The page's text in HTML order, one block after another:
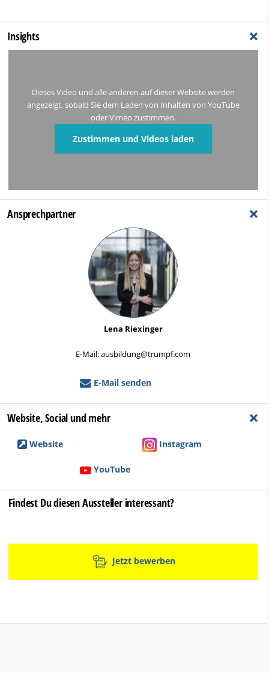
Insights +
Dieses Video und alle anderen auf dieser Website werden
angezeigt, sobald Sie dem Laden von Inhalten von YouTube
oder Vimeo zustimmen.
Zustimmen und Videos laden
Ansprechpartner +
Lena Riexinger
E-Mail: ausbildung@trumpf.com
E-Mail senden
Website, Social und mehr +
Website Instagram
YouTube
Findest Du diesen Aussteller interessant?
Jetzt bewerben